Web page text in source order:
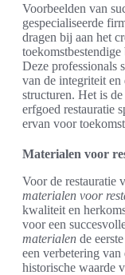
Voorbeelden van
gespecialiseerde
dragen bij aan het
Deze professionals
van de integriteit en
structuren. Het is
erfgoed restauratie
ervan voor
Materialen voor
Voor de restauratie
materialen voor
kwaliteit en
voor een
materialen de
een verbetering van
historische waarde